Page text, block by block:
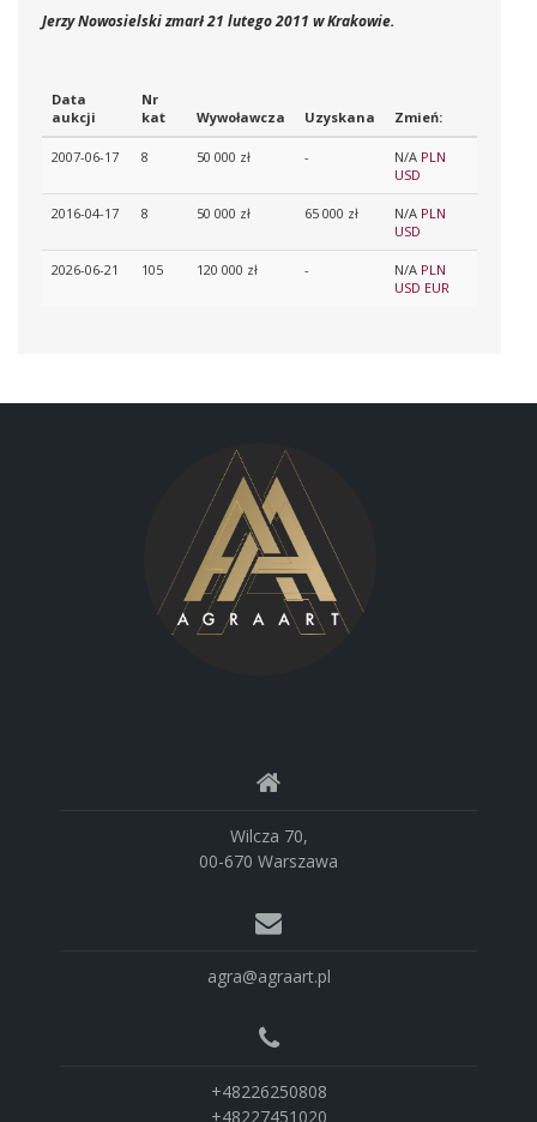
Jerzy Nowosielski zmarł 21 lutego 2011 w Krakowie.
Data
aukcji
Nr
kat
Wywoławcza Uzyskana Zmień:
2007-06-17 8 50 000 zł - N/A PLN
USD
2016-04-17 8 50 000 zł 65 000 zł N/A PLN
USD
2026-06-21 105 120 000 zł - N/A PLN
USD EUR
Wilcza 70,
00-670 Warszawa
agra@agraart.pl
+48226250808
+48227451020